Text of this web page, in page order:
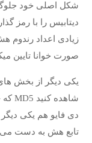
شکل اصلی خود
دیتابیس را با رمز
زیادی اعداد رندوم
صورت خوانا تایین
یکی دیگر از بخش
دی فایو هم یکی